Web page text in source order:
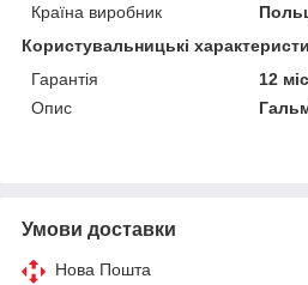
Країна виробник
Користувальницькі
Гарантія
12
Опис
Умови доставки
Нова Пошта